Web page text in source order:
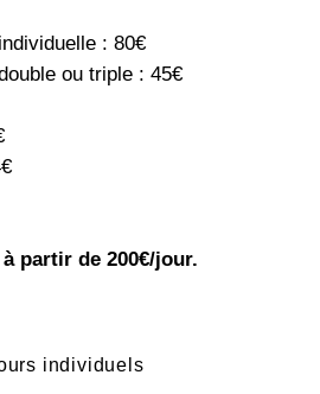
: 80€
ou triple : 45€
partir de 200€/jour.
individuels